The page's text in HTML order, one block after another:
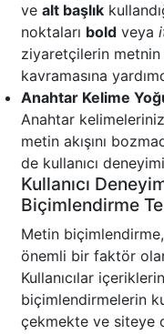
ve alt başlık
noktaları bold veya
ziyaretçilerin metnin
kavramasına
Anahtar Kelime
Anahtar
metin akışını
de kullanıcı
Kullanıcı
Biçimlendirme
Metin
önemli bir faktör
Kullanıcılar
biçimlendirmelerin
çekmekte ve siteye